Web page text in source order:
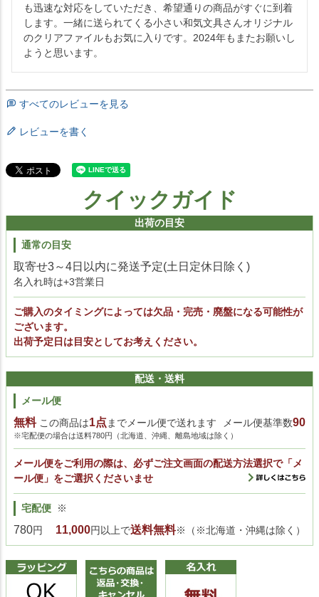
も迅速な対応をしていただき、希望通りの商品がすぐに到着
します。一緒に送られてくる小さい和気文具さんオリジナル
のクリアファイルもお気に入りです。2024年もまたお願いし
ようと思います。
すべてのレビューを見る
レビューを書く
クイックガイド
出荷の目安
通常の目安
取寄せ3～4日以内に発送予定(土日定休日除く)
名入れ時は+3営業日
ご購入のタイミングによっては欠品・完売・廃盤になる可能性が
ございます。
出荷予定日は目安としてお考えください。
配送・送料
メール便
無料この商品は1点 までメール便で送れます メール便基準数90
※宅配便の場合は送料780円（北海道、沖縄、離島地域は除く）
メール便をご利用の際は、必ずご注文画面の配送方法選択で「メ
ール便」をご選択くださいませ
宅配便
780円
※
11,000円以上で送料無料※（※北海道・沖縄は除く）